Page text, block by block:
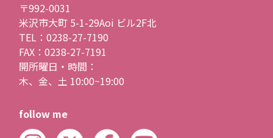
〒992-0031
米沢市大町 5-1-29Aoi ビル2F北
TEL：0238-27-7190
FAX：0238-27-7191
開所曜日・時間：
木、金、土 10:00~19:00
follow me